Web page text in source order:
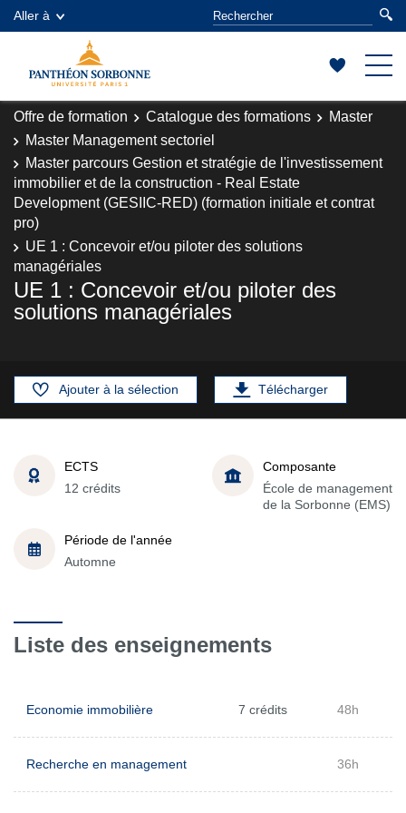
Aller à
Offre de formation Catalogue des formations
Master
Master Management sectoriel
Master parcours Gestion et stratégie de l'investissement
immobilier et de la construction - Real Estate
Development (GESIIC-RED) (formation initiale et contrat
pro)
UE 1 : Concevoir et/ou piloter des solutions
managériales
UE 1 : Concevoir et/ou piloter des
solutions managériales
Ajouter à la sélection Télécharger
ECTS
12 crédits
Composante
École de management
de la Sorbonne (EMS)
Période de l'année
Automne
Liste des enseignements
Economie immobilière 7 crédits 48h
Recherche en management 36h